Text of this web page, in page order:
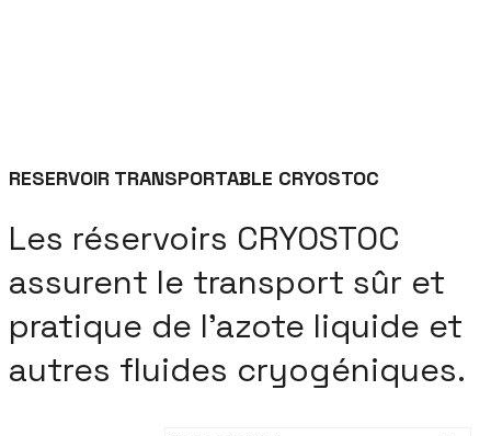
RESERVOIR TRANSPORTABLE CRYOSTOC
Les réservoirs CRYOSTOC
assurent le transport sûr et
pratique de l’azote liquide et
autres fluides cryogéniques.